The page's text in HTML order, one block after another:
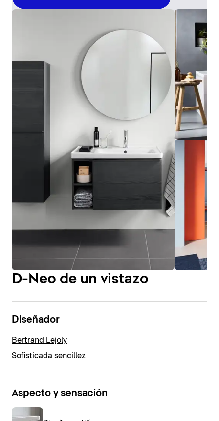
D-Neo de un vistazo
Diseñador
Bertrand Lejoly
Sofisticada sencillez
Aspecto y sensación